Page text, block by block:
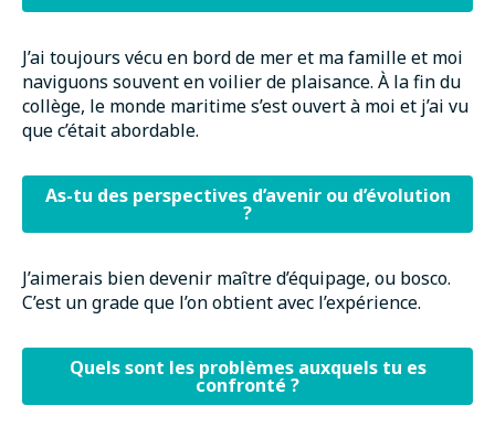
J’ai toujours vécu en bord de mer et ma famille et moi
naviguons souvent en voilier de plaisance. À la fin du
collège, le monde maritime s’est ouvert à moi et j’ai vu
que c’était abordable.
As-tu des perspectives d’avenir ou d’évolution
?
J’aimerais bien devenir maître d’équipage, ou bosco.
C’est un grade que l’on obtient avec l’expérience.
Quels sont les problèmes auxquels tu es
confronté ?